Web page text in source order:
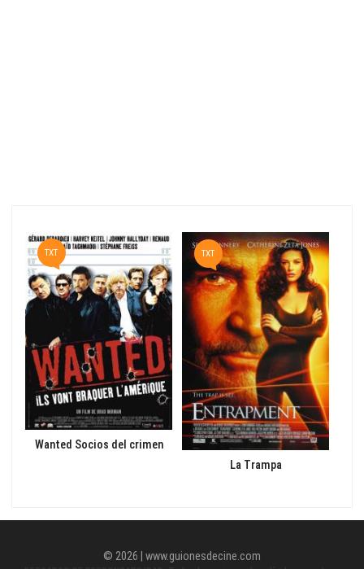
Wanted Socios del crimen
TXT
La Trampa
TXT
© 2026 | www.guionesdecine.com